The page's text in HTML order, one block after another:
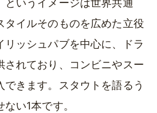
というイメージは世界共通
タイルそのものを広めた立役
ッシュパブを中心に、ドラ
されており、コンビニやスー
きます。スタウトを語るう
い1本です。